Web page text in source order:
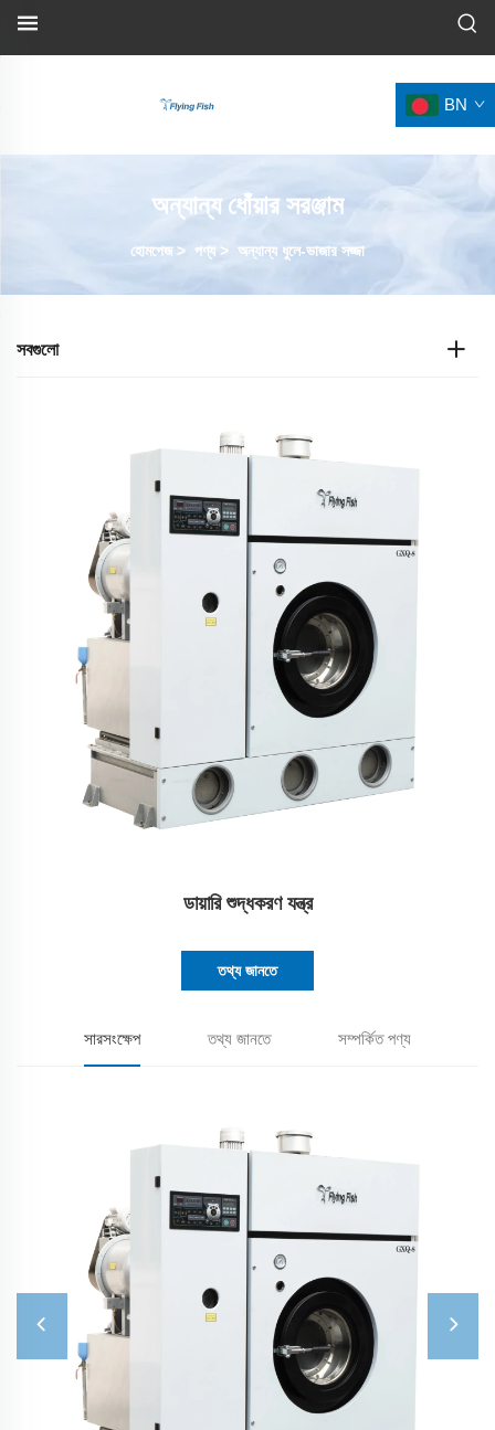
BN
অন্যান্য ধোঁয়ার সরঞ্জাম
হোমপেজ> পণ্য> অন্যান্য ধুলে-ভাজার সজ্জা
সবগুলো
ডায়ারি শুদ্ধকরণ যন্ত্র
তথ্য জানতে
সারসংক্ষেপ তথ্য জানতে সম্পর্কিত পণ্য